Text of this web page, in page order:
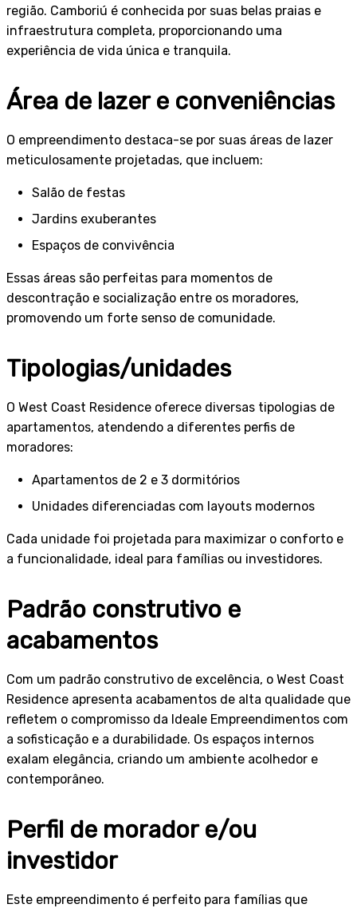
região. Camboriú é conhecida por suas belas praias e
infraestrutura completa, proporcionando uma
experiência de vida única e tranquila.
Área de lazer e conveniências
O empreendimento destaca-se por suas áreas de lazer
meticulosamente projetadas, que incluem:
Salão de festas
Jardins exuberantes
Espaços de convivência
Essas áreas são perfeitas para momentos de
descontração e socialização entre os moradores,
promovendo um forte senso de comunidade.
Tipologias/unidades
O West Coast Residence oferece diversas tipologias de
apartamentos, atendendo a diferentes perfis de
moradores:
Apartamentos de 2 e 3 dormitórios
Unidades diferenciadas com layouts modernos
Cada unidade foi projetada para maximizar o conforto e
a funcionalidade, ideal para famílias ou investidores.
Padrão construtivo e
acabamentos
Com um padrão construtivo de excelência, o West Coast
Residence apresenta acabamentos de alta qualidade que
refletem o compromisso da Ideale Empreendimentos com
a sofisticação e a durabilidade. Os espaços internos
exalam elegância, criando um ambiente acolhedor e
contemporâneo.
Perfil de morador e/ou
investidor
Este empreendimento é perfeito para famílias que